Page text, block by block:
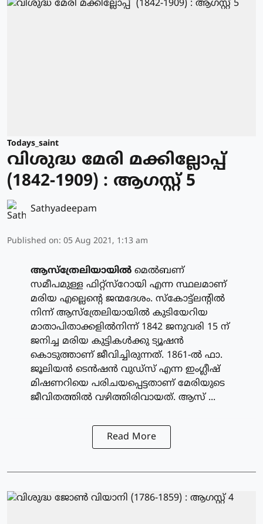
Todays_saint
വിശുദ്ധ മേരി മക്കില്ലോപ്പ്
(1842-1909) : ആഗസ്റ്റ് 5
Sathyadeepam
Published on: 05 Aug 2021, 1:13 am
ആസ്‌ത്രേലിയായില്‍ മെല്‍ബണ്
സമീപമുള്ള ഫിറ്റ്‌സ്‌റോയി എന്ന സ്ഥലമാണ്
മരിയ എല്ലെന്റെ ജന്മദേശം. സ്‌കോട്ട്‌ലന്റില്‍
നിന്ന് ആസ്‌ത്രേലിയായില്‍ കുടിയേറിയ
മാതാപിതാക്കളില്‍നിന്ന് 1842 ജനുവരി 15 ന്
ജനിച്ച മരിയ കുട്ടികള്‍ക്കു ട്യൂഷന്‍
കൊടുത്താണ് ജീവിച്ചിരുന്നത്. 1861-ല്‍ ഫാ.
ജൂലിയന്‍ ടെന്‍ഷന്‍ വുഡ്‌സ് എന്ന ഇംഗ്ലീഷ്
മിഷണറിയെ പരിചയപ്പെട്ടതാണ് മേരിയുടെ
ജീവിതത്തില്‍ വഴിത്തിരിവായത്. ആസ് ...
Read More